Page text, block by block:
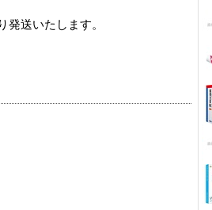
送いたします。